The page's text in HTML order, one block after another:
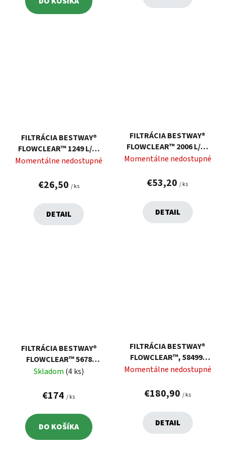
FILTRÁCIA BESTWAY®
FLOWCLEAR™ 1249 L/H,
KARTUŠOVÁ
Momentálne nedostupné
€26,50 / ks
DETAIL
FILTRÁCIA BESTWAY®
FLOWCLEAR™ 2006 L/H,
KARTUŠOVÁ
Momentálne nedostupné
€53,20 / ks
DETAIL
FILTRÁCIA BESTWAY®
FLOWCLEAR™ 5678
LIT/HOD. PIESKOVÁ
Skladom (4 ks)
€174 / ks
DO KOŠÍKA
FILTRÁCIA BESTWAY®
FLOWCLEAR™, 58499,
PIESKOVÁ, NA BAZÉN,
Momentálne nedostupné
€180,90 / ks
DETAIL